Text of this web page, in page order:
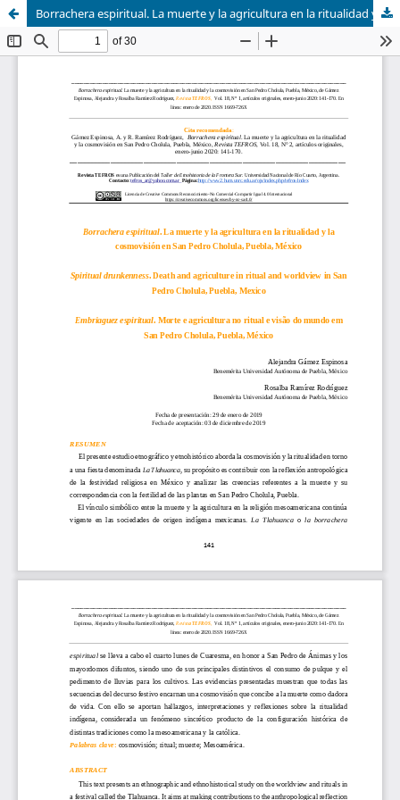
Borrachera espiritual. La muerte y la agricultura en la ritualidad y la cosmovisión en San Pedro Cholula, Puebla, México